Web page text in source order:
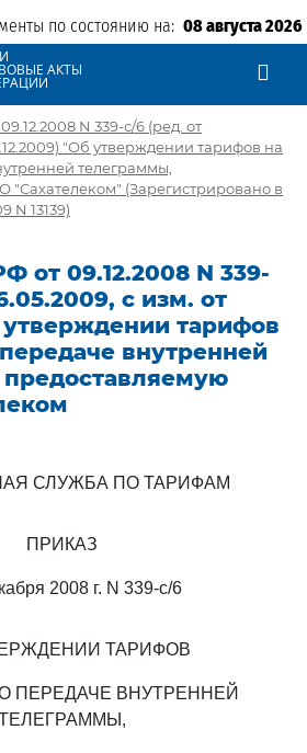
по состоянию на: 08 августа 2026
АКТЫ
N 339-с/6 (ред. от
"Об утверждении тарифов на
телеграммы,
"Сахателеком" (Зарегистрировано в
N 13139)
от 09.12.2008 N 339-
с изм. от
утверждении тарифов
внутренней
СЛУЖБА ПО ТАРИФАМ
ПРИКАЗ
2008 г. N 339-с/6
ТАРИФОВ
ПЕРЕДАЧЕ ВНУТРЕННЕЙ